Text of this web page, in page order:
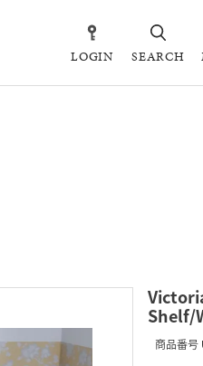
LOGIN SEARCH
Shelf/
商品番号